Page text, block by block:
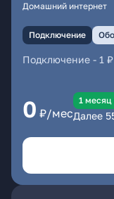
Домашний интернет
Подключение
Подключение - 1
0 ₽/мес
1 месяц
Далее